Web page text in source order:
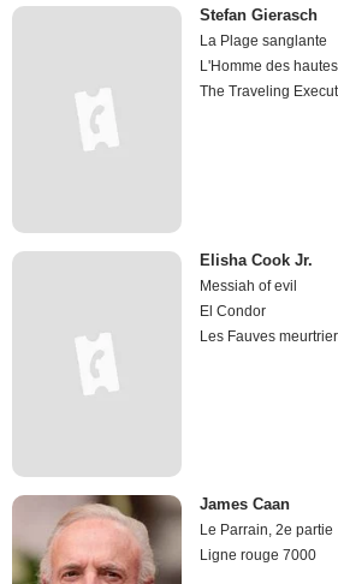
Stefan Gierasch
La Plage sanglante
L'Homme des
The Traveling
Elisha Cook Jr.
Messiah of evil
El Condor
Les Fauves
James Caan
Le Parrain, 2e partie
Ligne rouge 7000